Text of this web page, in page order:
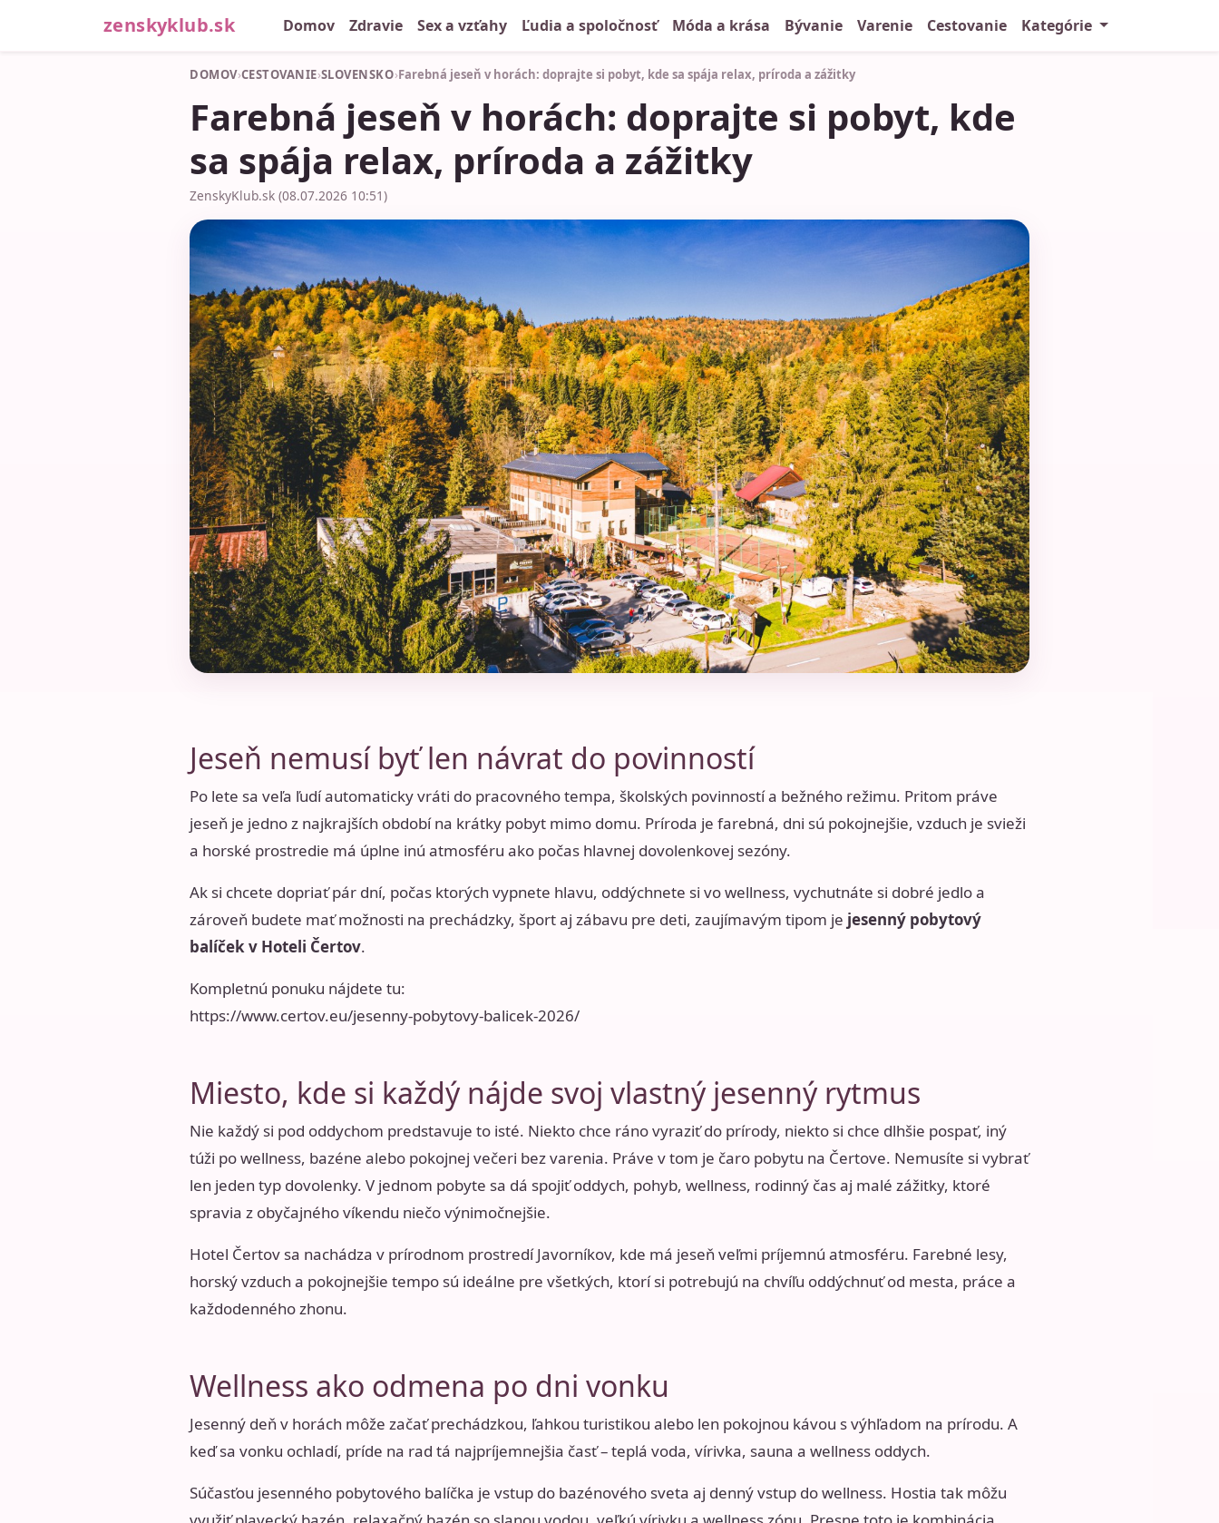
zenskyklub.sk Domov Zdravie Sex a vzťahy Ľudia a spoločnosť Móda a krása Bývanie Varenie Cestovanie Kategórie
DOMOV›CESTOVANIE›SLOVENSKO›Farebná jeseň v horách: doprajte si pobyt, kde sa spája relax, príroda a zážitky
Farebná jeseň v horách: doprajte si pobyt, kde
sa spája relax, príroda a zážitky
ZenskyKlub.sk (08.07.2026 10:51)
Jeseň nemusí byť len návrat do povinností
Po lete sa veľa ľudí automaticky vráti do pracovného tempa, školských povinností a bežného režimu. Pritom práve
jeseň je jedno z najkrajších období na krátky pobyt mimo domu. Príroda je farebná, dni sú pokojnejšie, vzduch je svieži
a horské prostredie má úplne inú atmosféru ako počas hlavnej dovolenkovej sezóny.
Ak si chcete dopriať pár dní, počas ktorých vypnete hlavu, oddýchnete si vo wellness, vychutnáte si dobré jedlo a
zároveň budete mať možnosti na prechádzky, šport aj zábavu pre deti, zaujímavým tipom je jesenný pobytový
balíček v Hoteli Čertov.
Kompletnú ponuku nájdete tu:
https://www.certov.eu/jesenny-pobytovy-balicek-2026/
Miesto, kde si každý nájde svoj vlastný jesenný rytmus
Nie každý si pod oddychom predstavuje to isté. Niekto chce ráno vyraziť do prírody, niekto si chce dlhšie pospať, iný
túži po wellness, bazéne alebo pokojnej večeri bez varenia. Práve v tom je čaro pobytu na Čertove. Nemusíte si vybrať
len jeden typ dovolenky. V jednom pobyte sa dá spojiť oddych, pohyb, wellness, rodinný čas aj malé zážitky, ktoré
spravia z obyčajného víkendu niečo výnimočnejšie.
Hotel Čertov sa nachádza v prírodnom prostredí Javorníkov, kde má jeseň veľmi príjemnú atmosféru. Farebné lesy,
horský vzduch a pokojnejšie tempo sú ideálne pre všetkých, ktorí si potrebujú na chvíľu oddýchnuť od mesta, práce a
každodenného zhonu.
Wellness ako odmena po dni vonku
Jesenný deň v horách môže začať prechádzkou, ľahkou turistikou alebo len pokojnou kávou s výhľadom na prírodu. A
keď sa vonku ochladí, príde na rad tá najpríjemnejšia časť – teplá voda, vírivka, sauna a wellness oddych.
Súčasťou jesenného pobytového balíčka je vstup do bazénového sveta aj denný vstup do wellness. Hostia tak môžu